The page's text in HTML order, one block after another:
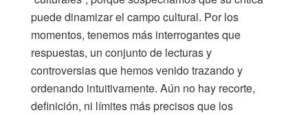
puede dinamizar el campo cultural. Por los
momentos, tenemos más interrogantes que
respuestas, un conjunto de lecturas y
controversias que hemos venido trazando y
ordenando intuitivamente. Aún no hay recorte,
definición, ni límites más precisos que los